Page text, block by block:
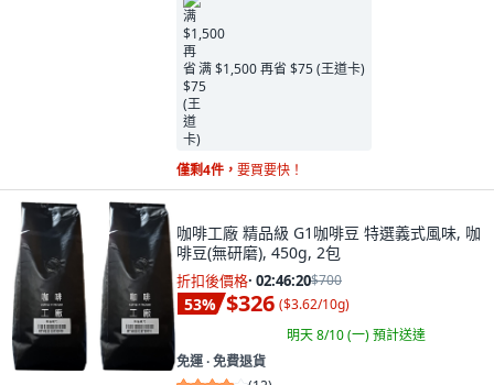
满 $1,500 再省 $75 (王道卡)
僅剩4件， 要買要快！
咖啡工廠 精品級 G1咖啡豆 特選義式風味, 咖
啡豆(無研磨), 450g, 2包
折扣後價格· 02:46:18$700
53% $326 ($3.62/10g)
明天 8/10 (一)預計送達
免運 ∙ 免費退貨